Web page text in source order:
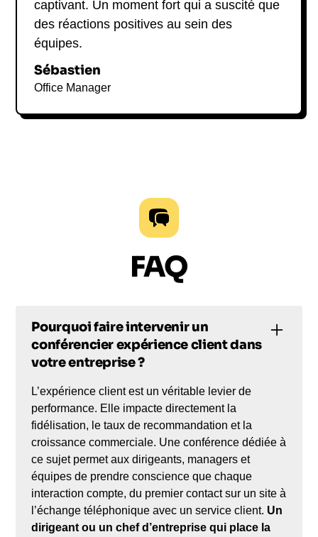
captivant. Un moment fort qui a suscité que
des réactions positives au sein des
équipes.
Sébastien
Office Manager
FAQ
Pourquoi faire intervenir un
conférencier expérience client dans
votre entreprise ?
L’expérience client est un véritable levier de
performance. Elle impacte directement la
fidélisation, le taux de recommandation et la
croissance commerciale. Une conférence dédiée à
ce sujet permet aux dirigeants, managers et
équipes de prendre conscience que chaque
interaction compte, du premier contact sur un site à
l’échange téléphonique avec un service client. Un
dirigeant ou un chef d’entreprise qui place la